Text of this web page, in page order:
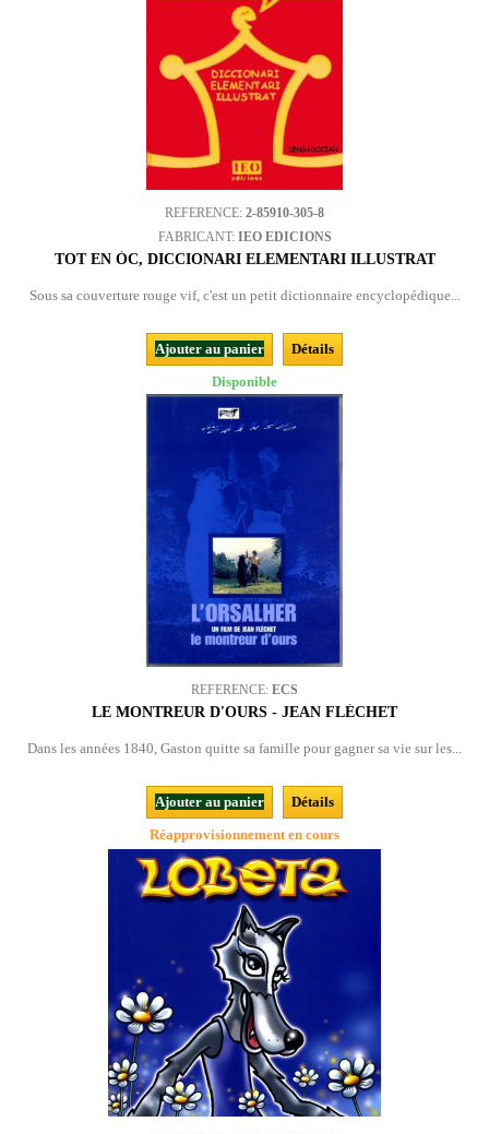
REFERENCE: 2-85910-305-8
FABRICANT: IEO EDICIONS
TOT EN ÒC, DICCIONARI ELEMENTARI ILLUSTRAT
Sous sa couverture rouge vif, c'est un petit dictionnaire encyclopédique...
Ajouter au panier
Détails
Disponible
REFERENCE: ECS
LE MONTREUR D'OURS - JEAN FLÉCHET
Dans les années 1840, Gaston quitte sa famille pour gagner sa vie sur les...
Ajouter au panier
Détails
Réapprovisionnement en cours